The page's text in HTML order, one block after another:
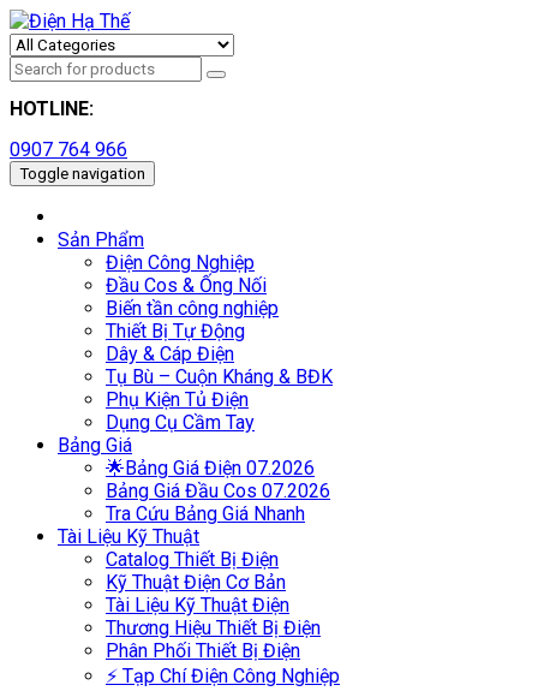
HOTLINE:
0907 764 966
Toggle navigation
Sản Phẩm
Điện Công Nghiệp
Đầu Cos & Ống Nối
Biến tần công nghiệp
Thiết Bị Tự Động
Dây & Cáp Điện
Tụ Bù – Cuộn Kháng & BĐK
Phụ Kiện Tủ Điện
Dụng Cụ Cầm Tay
Bảng Giá
🌟Bảng Giá Điện 07.2026
Bảng Giá Đầu Cos 07.2026
Tra Cứu Bảng Giá Nhanh
Tài Liệu Kỹ Thuật
Catalog Thiết Bị Điện
Kỹ Thuật Điện Cơ Bản
Tài Liệu Kỹ Thuật Điện
Thương Hiệu Thiết Bị Điện
Phân Phối Thiết Bị Điện
⚡ Tạp Chí Điện Công Nghiệp